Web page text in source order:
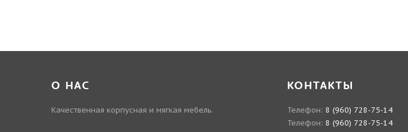
О НАС
Качественная корпусная и мягкая мебель.
КОНТАКТЫ
Телефон: 8 (960) 728-75-14
Телефон: 8 (960) 728-75-14